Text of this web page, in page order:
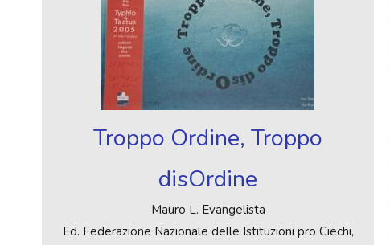
Troppo Ordine, Troppo
disOrdine
Mauro L. Evangelista
Ed. Federazione Nazionale delle Istituzioni pro Ciechi,